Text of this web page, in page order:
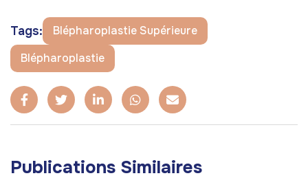
Tags:
Blépharoplastie Supérieure
Blépharoplastie
Publications Similaires